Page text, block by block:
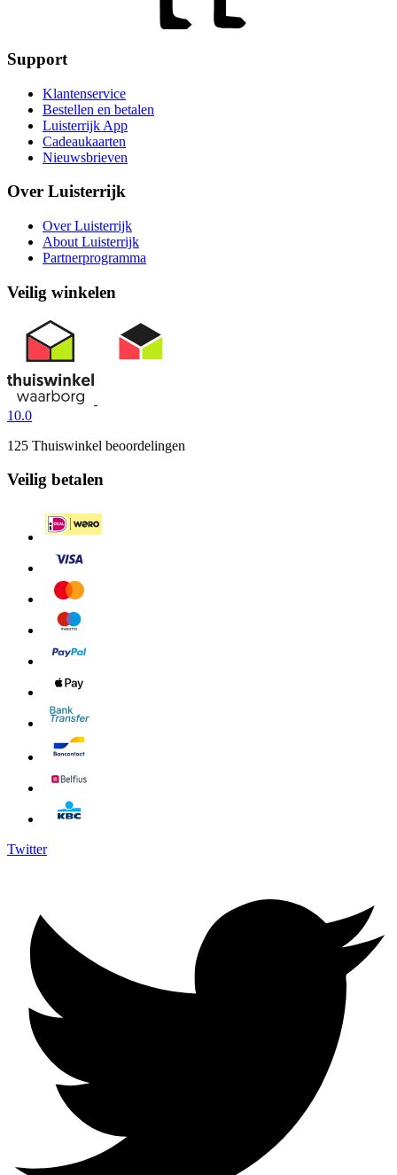
Support
Klantenservice
Bestellen en betalen
Luisterrijk App
Cadeaukaarten
Nieuwsbrieven
Over Luisterrijk
Over Luisterrijk
About Luisterrijk
Partnerprogramma
Veilig winkelen
10.0
125 Thuiswinkel beoordelingen
Veilig betalen
Twitter